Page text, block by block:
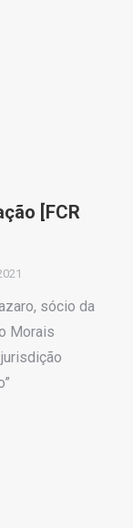
[FCR
sócio da
Morais